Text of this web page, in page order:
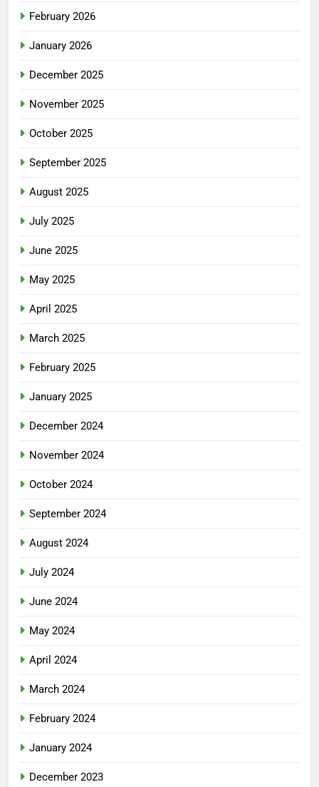
February 2026
January 2026
December 2025
November 2025
October 2025
September 2025
August 2025
July 2025
June 2025
May 2025
April 2025
March 2025
February 2025
January 2025
December 2024
November 2024
October 2024
September 2024
August 2024
July 2024
June 2024
May 2024
April 2024
March 2024
February 2024
January 2024
December 2023